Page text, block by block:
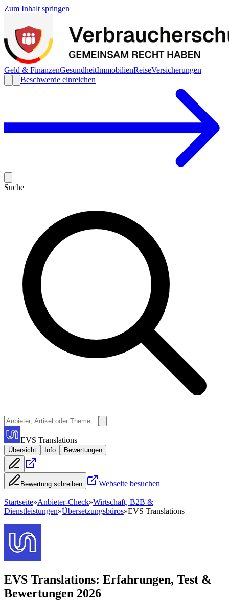
Zum Inhalt springen
Geld & FinanzenGesundheitImmobilienReiseVersicherungen
Beschwerde einreichen
Suche
EVS Translations
Übersicht Info Bewertungen
Bewertung schreiben Webseite besuchen
Startseite»Anbieter-Check»Wirtschaft, B2B &
Dienstleistungen»Übersetzungsbüros»EVS Translations
EVS Translations: Erfahrungen, Test &
Bewertungen 2026